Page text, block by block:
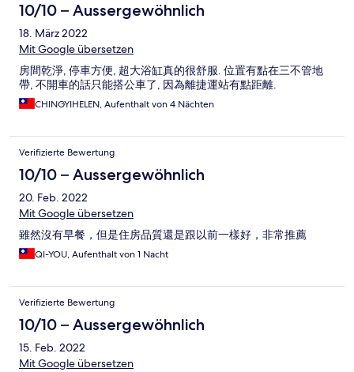
10/10 – Aussergewöhnlich
18. März 2022
Mit Google übersetzen
房間乾淨, 停車方便, 超大浴缸真的很舒服. 位置有點在三不管地
帶, 不開車的話只能搭公車了, 因為離捷運站有點距離.
CHINGYIHELEN, Aufenthalt von 4 Nächten
Verifizierte Bewertung
10/10 – Aussergewöhnlich
20. Feb. 2022
Mit Google übersetzen
雖然沒有早餐，但是住房品質還是跟以前一樣好，非常推薦
QI-YOU, Aufenthalt von 1 Nacht
Verifizierte Bewertung
10/10 – Aussergewöhnlich
15. Feb. 2022
Mit Google übersetzen